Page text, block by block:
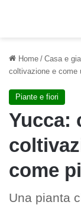
Home / Casa e
coltivazione e come
Piante e fiori
Yucca:
come
Una pianta